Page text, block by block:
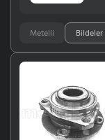
Metelli Bildeler